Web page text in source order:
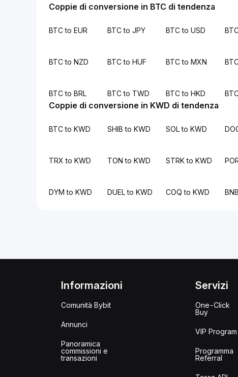
Coppie di conversione in BTC di tendenza
BTC to EUR BTC to JPY BTC to USD
BTC to NZD BTC to HUF BTC to MXN
BTC to BRL BTC to TWD BTC to HKD
Coppie di conversione in KWD di tendenza
BTC to KWD SHIB to KWD SOL to KWD
TRX to KWD TON to KWD STRK to KWD
DYM to KWD DUEL to KWD COQ to KWD
Informazioni
Comunità Bybit
Annunci
Panoramica
commissioni e
transazioni
Servizi
One-Click
Buy
VIP Program
Programma
Referral